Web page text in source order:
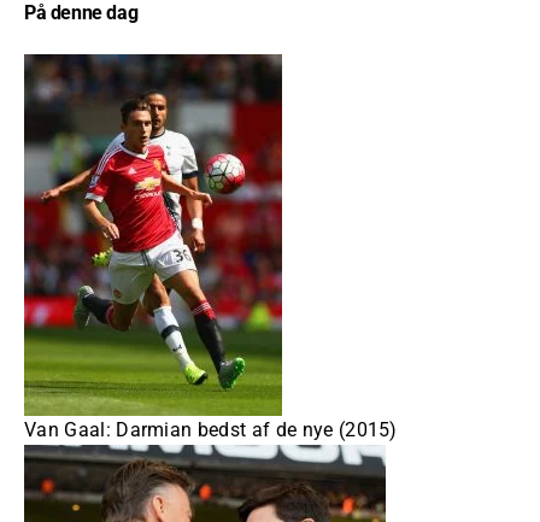
På denne dag
Van Gaal: Darmian bedst af de nye (2015)